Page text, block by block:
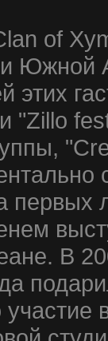
of
Южной
этих
"Zillo
первых
В